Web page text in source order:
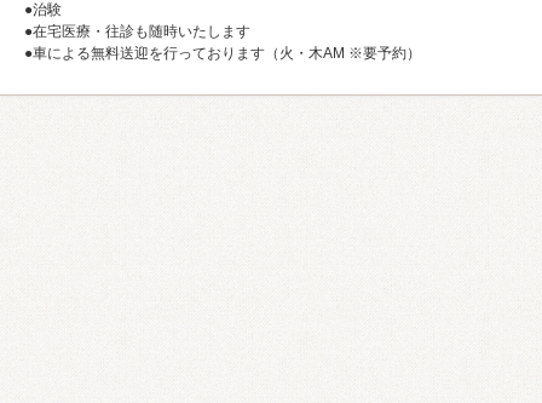
●治験
●在宅医療・往診も随時いたします
●車による無料送迎を行っております（火・木AM ※要予約）